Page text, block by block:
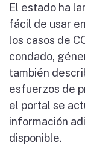
El estado ha
fácil de usar en
los casos de
condado,
también
esfuerzos de
el portal se
información
disponible.